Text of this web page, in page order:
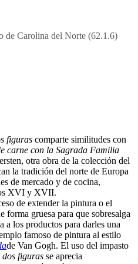
de Carolina del Norte (62.1.6)
figuras comparte similitudes con
carne con la Sagrada Familia
otra obra de la colección del
la tradición del norte de Europa
de mercado y de cocina,
XVI y XVII.
de extender la pintura o el
forma gruesa para que sobresalga
a los productos para darles una
famoso de pintura al estilo
de Van Gogh. El uso del impasto
figuras se aprecia